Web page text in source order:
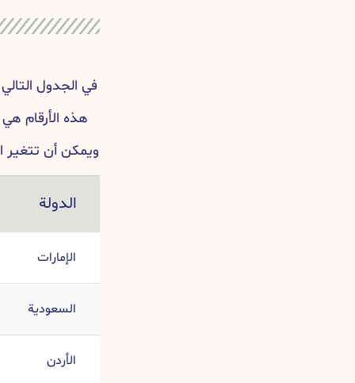
في الجدول
هذه الأرقام
ويمكن أن تتغير
الدولة
الإمارات
السعودية
الأردن